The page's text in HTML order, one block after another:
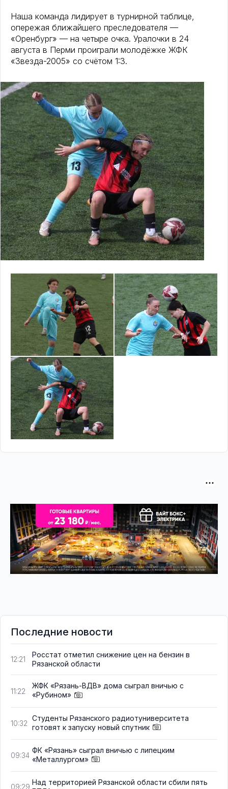
Наша команда лидирует в турнирной таблице,
опережая ближайшего преследователя —
«Оренбург» — на четыре очка. Уралочки в 24
августа в Перми проиграли молодёжке ЖФК
«Звезда-2005» со счётом 1:3.
Последние новости
12:21
Росстат отметил снижение цен на бензин в
Рязанской области
11:22
ЖФК «Рязань-ВДВ» дома сыграл вничью с
«Рубином»
10:32
Студенты Рязанского радиотуниверситета
готовят к запуску новый спутник
09:34
ФК «Рязань» сыграл вничью с липецким
«Металлургом»
09:29
Над территорией Рязанской области сбили пять